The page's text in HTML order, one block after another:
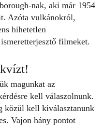
nak, aki már 1954
Azóta vulkánokról,
hihetetlen
filmeket.
magunkat az
kell válaszolnunk.
közül kell kiválasztanunk
Vajon hány pontot